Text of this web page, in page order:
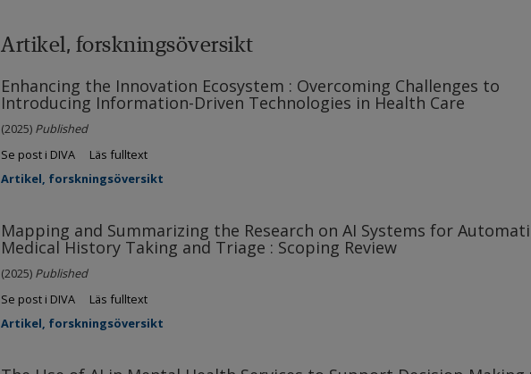
Artikel, forskningsöversikt
Enhancing the Innovation Ecosystem : Overcoming Challenges to
Introducing Information-Driven Technologies in Health Care
(2025) Published
Se post i DIVA
Läs fulltext
Artikel, forskningsöversikt
Mapping and Summarizing the Research on AI Systems for
Medical History Taking and Triage : Scoping Review
(2025) Published
Se post i DIVA
Läs fulltext
Artikel, forskningsöversikt